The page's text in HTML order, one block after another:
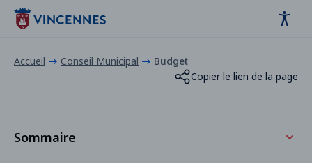
contenu
Accueil Conseil Municipal
Budget
Copier le lien de la page
Sommaire
Panneau de gestion des cookies